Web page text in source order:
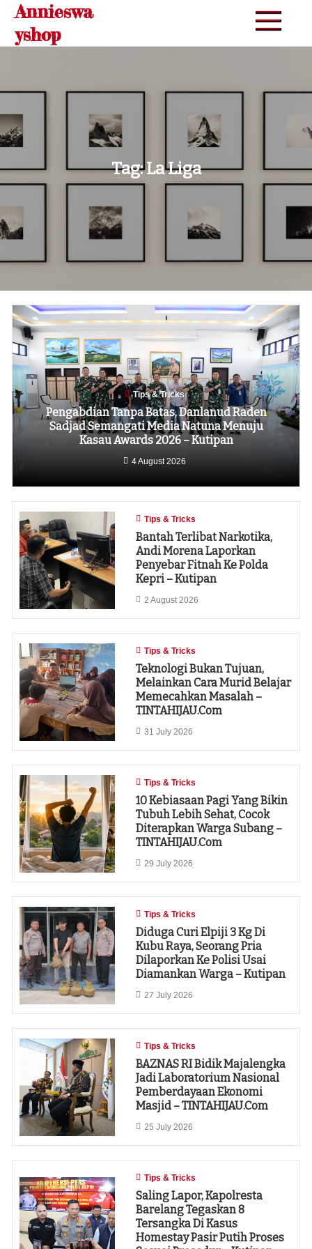
Skip
content
Annieswa
yshop
Tag:La Liga
Tips & Tricks
Pengabdian Tanpa Batas, Danlanud Raden
Sadjad Semangati Media Natuna Menuju
Kasau Awards 2026 – Kutipan
4 August 2026
Tips & Tricks
Bantah Terlibat Narkotika,
Andi Morena Laporkan
Penyebar Fitnah Ke Polda
Kepri – Kutipan
2 August 2026
Tips & Tricks
Teknologi Bukan Tujuan,
Melainkan Cara Murid Belajar
Memecahkan Masalah –
TINTAHIJAU.com
31 July 2026
Tips & Tricks
10 Kebiasaan Pagi Yang Bikin
Tubuh Lebih Sehat, Cocok
Diterapkan Warga Subang –
TINTAHIJAU.com
29 July 2026
Tips & Tricks
Diduga Curi Elpiji 3 Kg Di
Kubu Raya, Seorang Pria
Dilaporkan Ke Polisi Usai
Diamankan Warga – Kutipan
27 July 2026
Tips & Tricks
‎BAZNAS RI Bidik Majalengka
Jadi Laboratorium Nasional
Pemberdayaan Ekonomi
Masjid – TINTAHIJAU.com
25 July 2026
Tips & Tricks
Saling Lapor, Kapolresta
Barelang Tegaskan 8
Tersangka Di Kasus
Homestay Pasir Putih Proses